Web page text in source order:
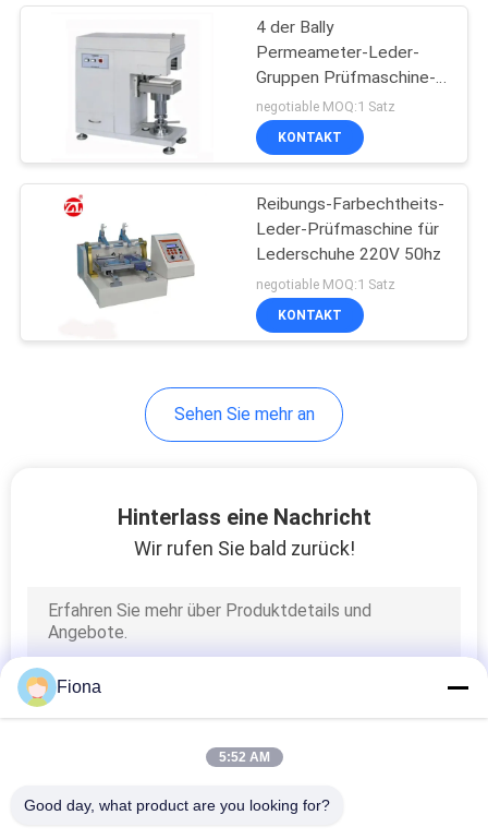
4 der Bally
Permeameter-Leder-
Gruppen Prüfmaschine-
für Rohstoff-Oberleder,
6 Stellen-Anzeige LCD
negotiable MOQ:1 Satz
KONTAKT
Reibungs-Farbechtheits-
Leder-Prüfmaschine für
Lederschuhe 220V 50hz
negotiable MOQ:1 Satz
KONTAKT
Sehen Sie mehr an
Hinterlass eine Nachricht
Wir rufen Sie bald zurück!
Fiona
5:52 AM
Good day, what product are you looking for?